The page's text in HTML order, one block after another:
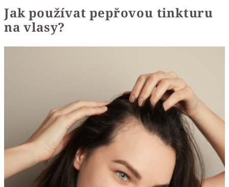
Jak používat pepřovou tinkturu
na vlasy?